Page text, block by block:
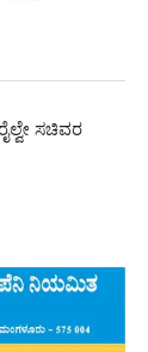
ಸಚಿವರ